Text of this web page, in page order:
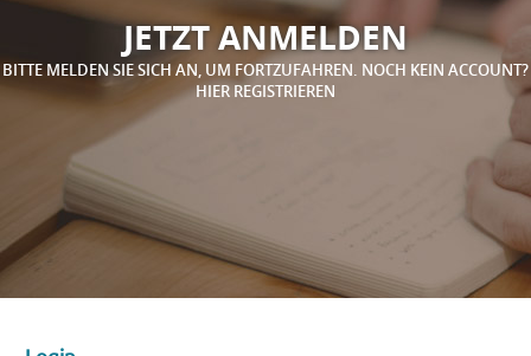
JETZT ANMELDEN
BITTE MELDEN SIE SICH AN, UM FORTZUFAHREN. NOCH KEIN ACCOUNT?
HIER REGISTRIEREN